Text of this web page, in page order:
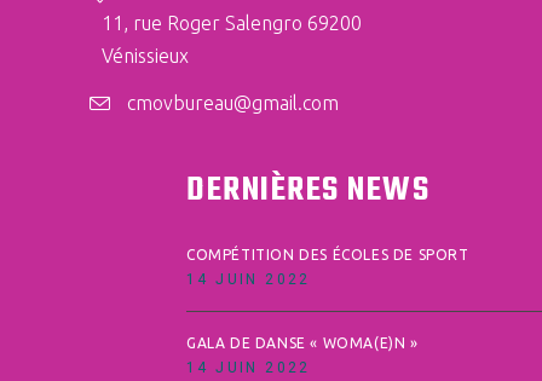
11, rue Roger Salengro 69200
Vénissieux
cmovbureau@gmail.com
DERNIÈRES NEWS
COMPÉTITION DES ÉCOLES DE SPORT
14 JUIN 2022
GALA DE DANSE « WOMA(E)N »
14 JUIN 2022